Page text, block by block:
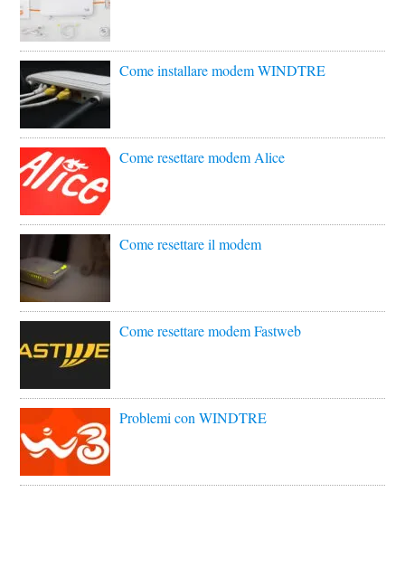
Come installare modem WINDTRE
Come resettare modem Alice
Come resettare il modem
Come resettare modem Fastweb
Problemi con WINDTRE